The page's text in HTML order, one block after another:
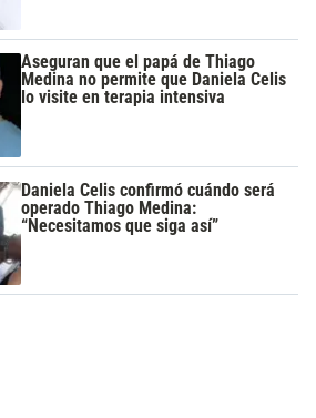
Aseguran que el papá de Thiago
Medina no permite que Daniela Celis
lo visite en terapia intensiva
Daniela Celis confirmó cuándo será
operado Thiago Medina:
“Necesitamos que siga así”